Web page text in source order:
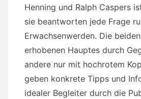
Henning und Ralph Caspers
sie beantworten jede Frage
Erwachsenwerden. Die
erhobenen Hauptes durch
andere nur mit hochrotem
geben konkrete Tipps und
idealer Begleiter durch die